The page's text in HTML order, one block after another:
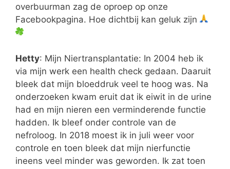
overbuurman zag de oproep op onze
Facebookpagina. Hoe dichtbij kan geluk zijn
Hetty: Mijn Niertransplantatie: In 2004 heb ik
via mijn werk een health check gedaan. Daaruit
bleek dat mijn bloeddruk veel te hoog was. Na
onderzoeken kwam eruit dat ik eiwit in de urine
had en mijn nieren een verminderende functie
hadden. Ik bleef onder controle van de
nefroloog. In 2018 moest ik in juli weer voor
controle en toen bleek dat mijn nierfunctie
ineens veel minder was geworden. Ik zat toen